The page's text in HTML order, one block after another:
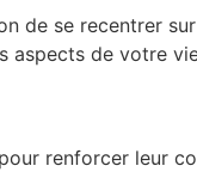
de se recentrer
aspects de votre
renforcer leur